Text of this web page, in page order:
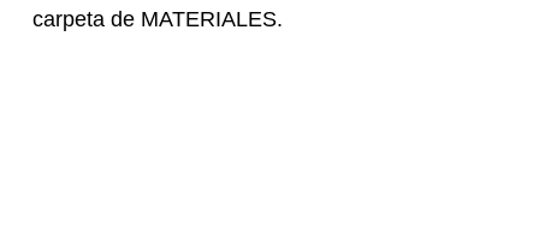
carpeta de MATERIALES.